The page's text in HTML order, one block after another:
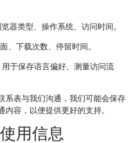
器类型、操作系统、访问时间。
、下载次数、停留时间。
用于保存语言偏好、测量访问流
系表与我们沟通，我们可能会保存
容，以便提供更好的支持。
用信息